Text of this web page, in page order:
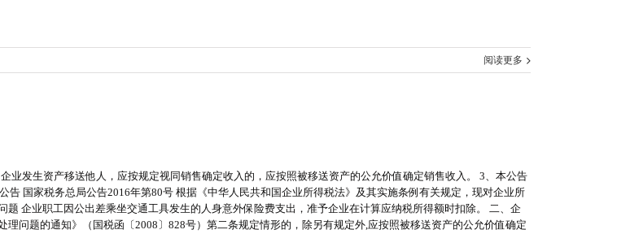
阅读更多
业发生资产移送他人，应按规定视同销售确定收入的，应按照被移送资产的公允价值确定销售收入。 3、本公告
国家税务总局公告2016年第80号 根据《中华人民共和国企业所得税法》及其实施条例有关规定，现对企业所
企业职工因公出差乘坐交通工具发生的人身意外保险费支出，准予企业在计算应纳税所得额时扣除。 二、企
问题的通知》（国税函〔2008〕828号）第二条规定情形的，除另有规定外,应按照被移送资产的公允价值确定